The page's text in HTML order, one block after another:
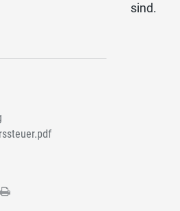
sind.